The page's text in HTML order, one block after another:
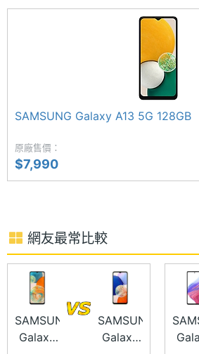
SAMSUNG Galaxy A14 5G
機，分別為 5,000 萬畫素主鏡頭
頭 + 200 萬畫素景深鏡頭；前置
SAMSUNG Galaxy A14 5G
◎ 聯發科天璣 700 八核心處理器
◎ 4GB RAM / 128GB ROM
◎ 支援 RAM Plus 虛擬記憶體擴充
◎ Wi-Fi 5、藍牙 5.2、NFC
量
顯示螢幕
尺寸
主螢幕
解析度
2408x1080 pixels
主螢幕
像素密
400 ppi
SAMSUNG Galaxy A13 5G 128GB
原廠售價：
$7,990
網友最常比較
SAMSUNG
Galaxy
SAMSUNG
Galaxy